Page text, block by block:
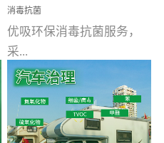
消毒抗菌
优吸环保消毒抗菌服务，
采...
用行业公认奥维牌消毒
液，具备杀死人体冠状病